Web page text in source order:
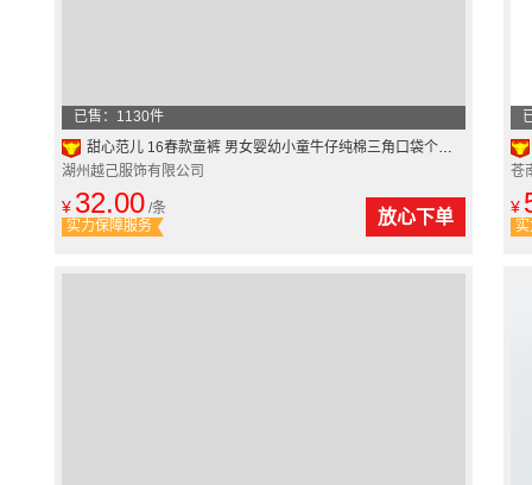
已售：1130件
甜心范儿 16春款童裤 男女婴幼小童牛仔纯棉三角口袋个性哈伦裤
湖州越己服饰有限公司
¥ 32.00 /条
实力保障服务
放心下单
苍
¥